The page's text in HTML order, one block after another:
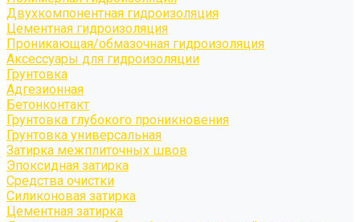
Двухкомпонентная гидроизоляция
Цементная гидроизоляция
Проникающая/обмазочная гидроизоляция
Аксессуары для гидроизоляции
Грунтовка
Адгезионная
Бетонконтакт
Грунтовка глубокого проникновения
Грунтовка универсальная
Затирка межплиточных швов
Эпоксидная затирка
Средства очистки
Силиконовая затирка
Цементная затирка